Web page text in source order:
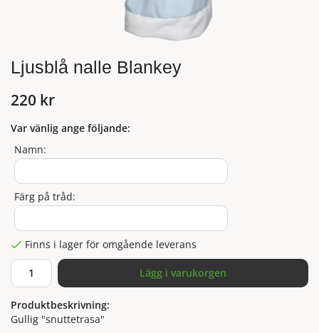
Ljusblå nalle Blankey
220 kr
Var vänlig ange följande:
Namn:
Färg på tråd:
Finns i lager för omgående leverans
Lägg i varukorgen
Produktbeskrivning:
Gullig "snuttetrasa"